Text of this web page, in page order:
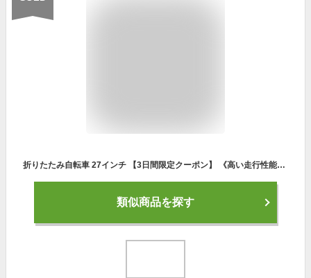
折りたたみ自転車 27インチ 【3日間限定クーポン】 《高い走行性能》 シマノ製 6段変速 自転車 クロスバイク 折り畳み自転車 チャリ おしゃれ 街乗り 通勤 通学 サイクリング マイパラス DE-601 ☆ プレゼント ギフト 新生活 防災グッズ 節電
類似商品を探す